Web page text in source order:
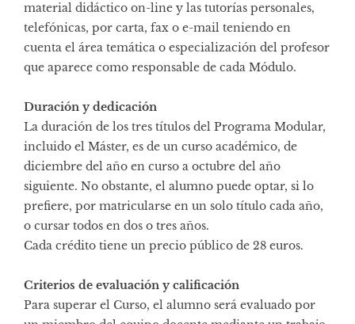
material didáctico on-line y las tutorías personales,
telefónicas, por carta, fax o e-mail teniendo en
cuenta el área temática o especialización del profesor
que aparece como responsable de cada Módulo.
Duración y dedicación
La duración de los tres títulos del Programa Modular,
incluido el Máster, es de un curso académico, de
diciembre del año en curso a octubre del año
siguiente. No obstante, el alumno puede optar, si lo
prefiere, por matricularse en un solo título cada año,
o cursar todos en dos o tres años.
Cada crédito tiene un precio público de 28 euros.
Criterios de evaluación y calificación
Para superar el Curso, el alumno será evaluado por